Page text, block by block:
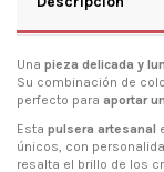
Una pieza delicada y
Su combinación de
perfecto para aportar
Esta pulsera artesanal
únicos, con
resalta el brillo de los